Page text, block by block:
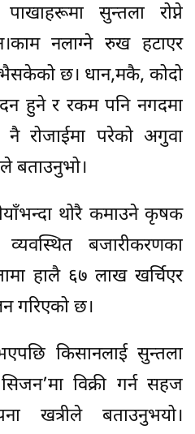
सुन्तला रोप्ने
नलाग्ने रुख हटाएर
भैसकेको छ। धान,मकै, कोदो
हुने र रकम पनि नगदमा
रोजाईमा परेको अगुवा
बताउनुभो।
थोरै कमाउने कृषक
बजारीकरणका
हालै ६७ लाख खर्चिएर
गरिएको छ।
किसानलाई सुन्तला
विक्री गर्न सहज
खत्रीले बताउनुभयो।